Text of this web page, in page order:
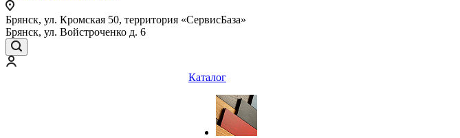
Брянск, ул. Кромская 50, территория «СервисБаза»
Брянск, ул. Войстроченко д. 6
Каталог